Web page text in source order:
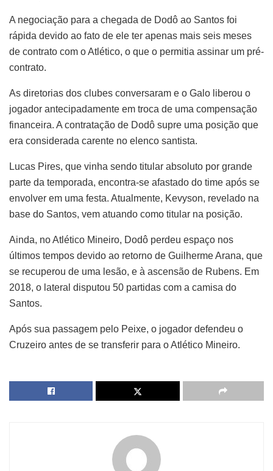
A negociação para a chegada de Dodô ao Santos foi
rápida devido ao fato de ele ter apenas mais seis meses
de contrato com o Atlético, o que o permitia assinar um pré-
contrato.
As diretorias dos clubes conversaram e o Galo liberou o
jogador antecipadamente em troca de uma compensação
financeira. A contratação de Dodô supre uma posição que
era considerada carente no elenco santista.
Lucas Pires, que vinha sendo titular absoluto por grande
parte da temporada, encontra-se afastado do time após se
envolver em uma festa. Atualmente, Kevyson, revelado na
base do Santos, vem atuando como titular na posição.
Ainda, no Atlético Mineiro, Dodô perdeu espaço nos
últimos tempos devido ao retorno de Guilherme Arana, que
se recuperou de uma lesão, e à ascensão de Rubens. Em
2018, o lateral disputou 50 partidas com a camisa do
Santos.
Após sua passagem pelo Peixe, o jogador defendeu o
Cruzeiro antes de se transferir para o Atlético Mineiro.